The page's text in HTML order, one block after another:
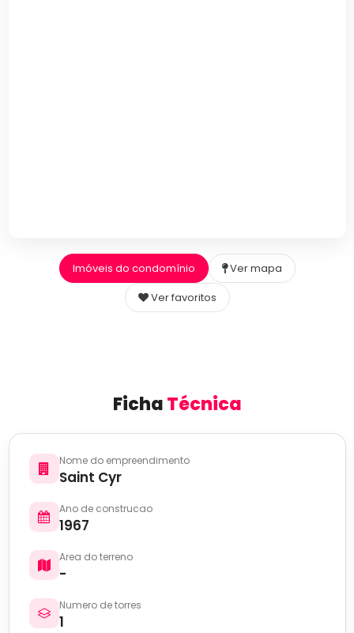
Imóveis do condomínio
Ver mapa
Ver favoritos
FichaTécnica
Nome do empreendimento
Saint Cyr
Ano de construcao
1967
Area do terreno
-
Numero de torres
1